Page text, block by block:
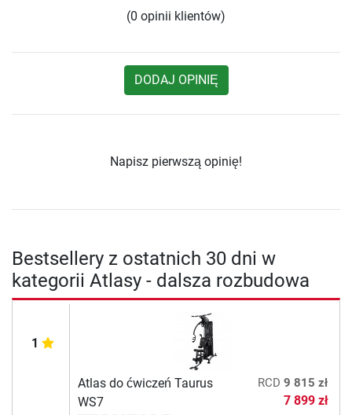
(0 opinii klientów)
DODAJ OPINIĘ
Napisz pierwszą opinię!
Bestsellery z ostatnich 30 dni w
kategorii Atlasy - dalsza rozbudowa
1
Atlas do ćwiczeń Taurus
WS7
RCD 9 815 zł
7 899 zł